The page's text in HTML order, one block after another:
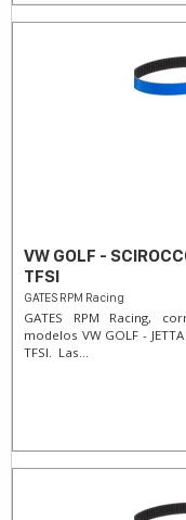
VW GOLF -
TFSI
GATES RPM Racing
GATES RPM Racing,
modelos VW GOLF -
TFSI. Las...